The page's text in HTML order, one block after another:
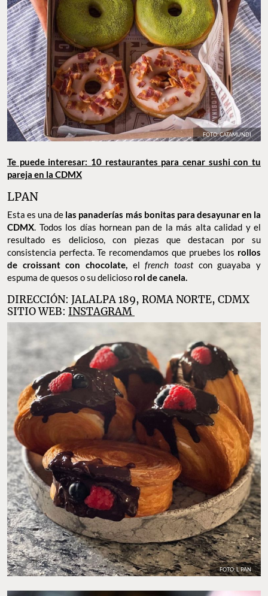
FOTO: CATAMUNDI
Te puede interesar: 10 restaurantes para cenar sushi con tu
pareja en la CDMX
LPAN
Esta es una de las panaderías más bonitas para desayunar en la
CDMX. Todos los días hornean pan de la más alta calidad y el
resultado es delicioso, con piezas que destacan por su
consistencia perfecta. Te recomendamos que pruebes los rollos
de croissant con chocolate, elfrench toast con guayaba y
espuma de quesos o su delicioso rol de canela.
DIRECCIÓN: JALALPA 189, ROMA NORTE, CDMX
SITIO WEB: INSTAGRAM
FOTO: L PAN